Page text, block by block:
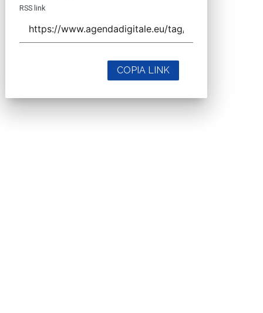
RSS link
COPIA LINK